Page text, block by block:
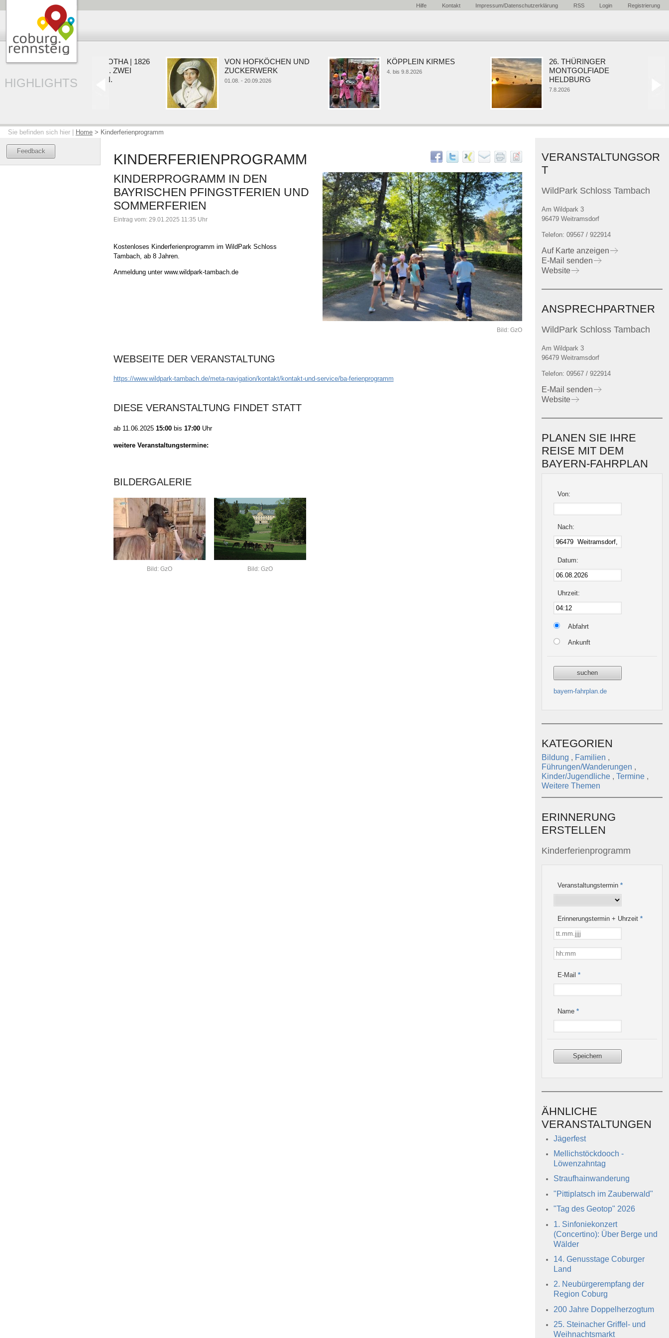
Hilfe Kontakt Impressum/Datenschutzerklärung RSS Login Registrierung
HIGHLIGHTS
COBURG | GOTHA | 1826
EIN HERZOG. ZWEI
RESIDENZEN.
VON HOFKÖCHEN UND
ZUCKERWERK
01.08. - 20.09.2026
KÖPPLEIN KIRMES
4. bis 9.8.2026
26. THÜRINGER
MONTGOLFIADE
HELDBURG
7.8.2026
Sie befinden sich hier | Home > Kinderferienprogramm
VERANSTALTUNGSOR
T
WildPark Schloss Tambach
Am Wildpark 3
96479 Weitramsdorf
Telefon: 09567 / 922914
Auf Karte anzeigen
E-Mail senden
Website
ANSPRECHPARTNER
WildPark Schloss Tambach
Am Wildpark 3
96479 Weitramsdorf
Telefon: 09567 / 922914
E-Mail senden
Website
PLANEN SIE IHRE
REISE MIT DEM
BAYERN-FAHRPLAN
Von:
Nach:
Datum:
Uhrzeit:
Abfahrt
Ankunft
bayern-fahrplan.de
KATEGORIEN
Bildung , Familien ,
Führungen/Wanderungen ,
Kinder/Jugendliche ,Termine ,
Weitere Themen
ERINNERUNG
ERSTELLEN
Kinderferienprogramm
Veranstaltungstermin*
Erinnerungstermin + Uhrzeit*
E-Mail*
Name*
ÄHNLICHE
VERANSTALTUNGEN
Jägerfest
Mellichstöckdooch -
Löwenzahntag
Straufhainwanderung
"Pittiplatsch im Zauberwald"
"Tag des Geotop" 2026
1. Sinfoniekonzert
(Concertino): Über Berge und
Wälder
14. Genusstage Coburger
Land
2. Neubürgerempfang der
Region Coburg
200 Jahre Doppelherzogtum
25. Steinacher Griffel- und
Weihnachtsmarkt
Feedback KINDERFERIENPROGRAMM
KINDERPROGRAMM IN DEN
BAYRISCHEN PFINGSTFERIEN UND
SOMMERFERIEN
Eintrag vom: 29.01.2025 11:35 Uhr
Kostenloses Kinderferienprogramm im WildPark Schloss
Tambach, ab 8 Jahren.
Anmeldung unter www.wildpark-tambach.de
Bild: GzO
WEBSEITE DER VERANSTALTUNG
https://www.wildpark-tambach.de/meta-navigation/kontakt/kontakt-und-service/ba-ferienprogramm
DIESE VERANSTALTUNG FINDET STATT
ab 11.06.2025 15:00 bis 17:00 Uhr
weitere Veranstaltungstermine:
BILDERGALERIE
Bild: GzO Bild: GzO